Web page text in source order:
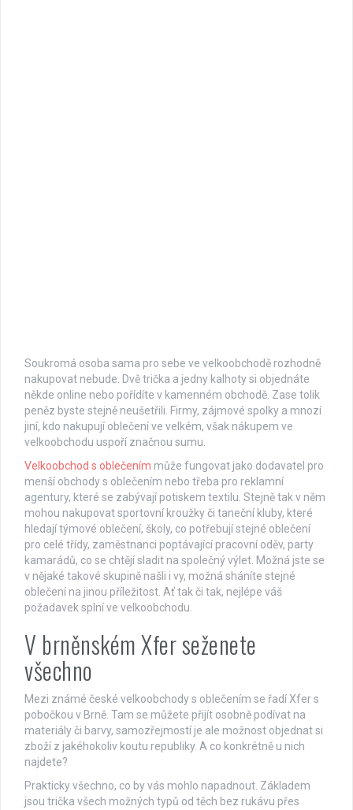
Soukromá osoba sama pro sebe ve velkoobchodě rozhodně
nakupovat nebude. Dvě trička a jedny kalhoty si objednáte
někde online nebo pořídíte v kamenném obchodě. Zase tolik
peněz byste stejně neušetřili. Firmy, zájmové spolky a mnozí
jiní, kdo nakupují oblečení ve velkém, však nákupem ve
velkoobchodu uspoří značnou sumu.
Velkoobchod s oblečením může fungovat jako dodavatel pro
menší obchody s oblečením nebo třeba pro reklamní
agentury, které se zabývají potiskem textilu. Stejně tak v něm
mohou nakupovat sportovní kroužky či taneční kluby, které
hledají týmové oblečení, školy, co potřebují stejné oblečení
pro celé třídy, zaměstnanci poptávající pracovní oděv, party
kamarádů, co se chtějí sladit na společný výlet. Možná jste se
v nějaké takové skupině našli i vy, možná sháníte stejné
oblečení na jinou příležitost. Ať tak či tak, nejlépe váš
požadavek splní ve velkoobchodu.
V brněnském Xfer seženete
všechno
Mezi známé české velkoobchody s oblečením se řadí Xfer s
pobočkou v Brně. Tam se můžete přijít osobně podívat na
materiály či barvy, samozřejmostí je ale možnost objednat si
zboží z jakéhokoliv koutu republiky. A co konkrétně u nich
najdete?
Prakticky všechno, co by vás mohlo napadnout. Základem
jsou trička všech možných typů od těch bez rukávu přes